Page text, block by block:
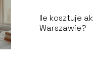
Ile kosztuje
Warszawie?